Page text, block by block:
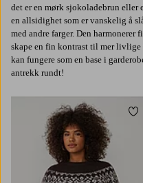
det er en mørk sjokoladebrun eller
en allsidighet som er vanskelig å
med andre farger. Den harmonerer
skape en fin kontrast til mer livlige
kan fungere som en base i
antrekk rundt!
3XL 4XL